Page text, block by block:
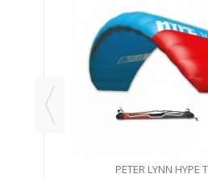
PETER LYNN HYPE